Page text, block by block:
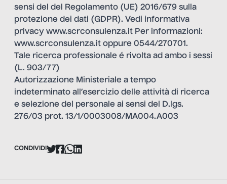
sensi del del Regolamento (UE) 2016/679 sulla
protezione dei dati (GDPR). Vedi informativa
privacy www.scrconsulenza.it Per informazioni:
www.scrconsulenza.it oppure 0544/270701.
Tale ricerca professionale é rivolta ad ambo i sessi
(L. 903/77)
Autorizzazione Ministeriale a tempo
indeterminato all’esercizio delle attività di ricerca
e selezione del personale ai sensi del D.lgs.
276/03 prot. 13/1/0003008/MA004.A003
CONDIVIDI